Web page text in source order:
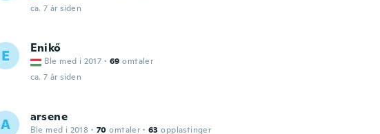
ca. 7 år siden
E Enikő
Ble med i 2017 · 69 omtaler
ca. 7 år siden
A arsene
Ble med i 2018 · 70 omtaler · 63 opplastinger